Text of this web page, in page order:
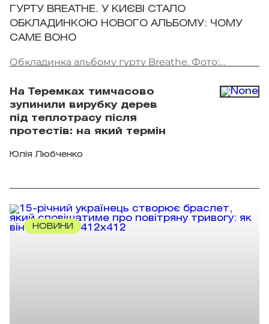
ГУРТУ BREATHE. У КИЄВІ СТАЛО
ОБКЛАДИНКОЮ НОВОГО АЛЬБОМУ: ЧОМУ
САМЕ ВОНО
Обкладинка альбому гурту Breathe. Фото:
На Теремках тимчасово
зупинили вирубку дерев
під теплотрасу після
протестів: на який термін
Юлія Любченко
НОВИНИ